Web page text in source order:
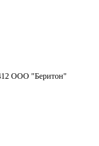
ООО "Беритон"